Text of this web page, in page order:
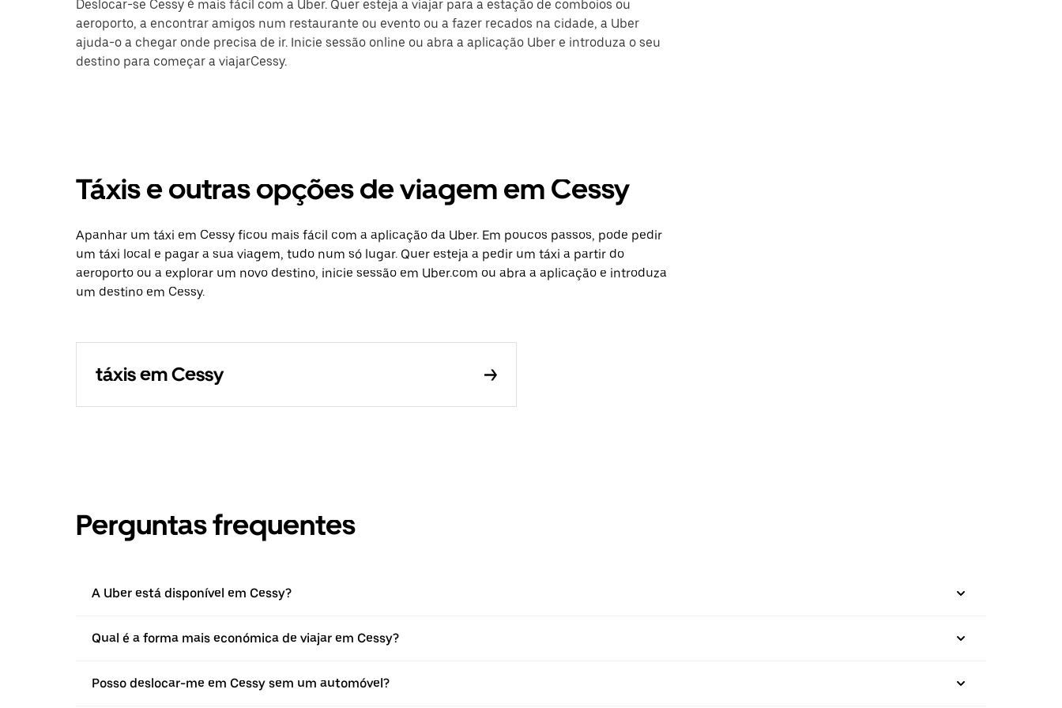
Deslocar-se Cessy é mais fácil com a Uber. Quer esteja a viajar para a estação de comboios ou
aeroporto, a encontrar amigos num restaurante ou evento ou a fazer recados na cidade, a Uber
ajuda-o a chegar onde precisa de ir. Inicie sessão online ou abra a aplicação Uber e introduza o seu
destino para começar a viajarCessy.
Táxis e outras opções de viagem em Cessy
Apanhar um táxi em Cessy ficou mais fácil com a aplicação da Uber. Em poucos passos, pode pedir
um táxi local e pagar a sua viagem, tudo num só lugar. Quer esteja a pedir um táxi a partir do
aeroporto ou a explorar um novo destino, inicie sessão em Uber.com ou abra a aplicação e introduza
um destino em Cessy.
táxis em Cessy
Perguntas frequentes
A Uber está disponível em Cessy?
Qual é a forma mais económica de viajar em Cessy?
Posso deslocar-me em Cessy sem um automóvel?